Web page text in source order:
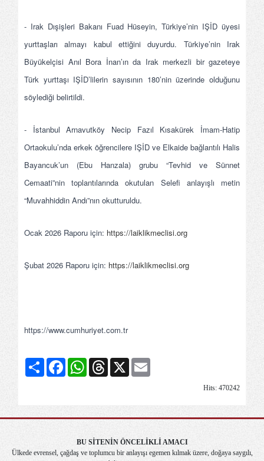
- Irak Dışişleri Bakanı Fuad Hüseyin, Türkiye’nin IŞİD üyesi
yurttaşları almayı kabul ettiğini duyurdu. Türkiye’nin Irak
Büyükelçisi Anıl Bora İnan’ın da Irak merkezli bir gazeteye
Türk yurttaşı IŞİD’lilerin sayısının 180’nin üzerinde olduğunu
söylediği belirtildi.
- İstanbul Arnavutköy Necip Fazıl Kısakürek İmam-Hatip
Ortaokulu’nda erkek öğrencilere IŞİD ve Elkaide bağlantılı Halis
Bayancuk’un (Ebu Hanzala) grubu “Tevhid ve Sünnet
Cemaati”nin toplantılarında okutulan Selefi anlayışlı metin
“Muvahhiddin Andı”nın okutturuldu.
Ocak 2026 Raporu için: https://laiklikmeclisi.org
Şubat 2026 Raporu için: https://laiklikmeclisi.org
https://www.cumhuriyet.com.tr
Share FacebookWhatsAppThreads
X
Hits: 470242
BU SİTENİN ÖNCELİKLİ AMACI
Ülkede evrensel, çağdaş ve toplumcu bir anlayışı egemen kılmak üzere, doğaya saygılı,